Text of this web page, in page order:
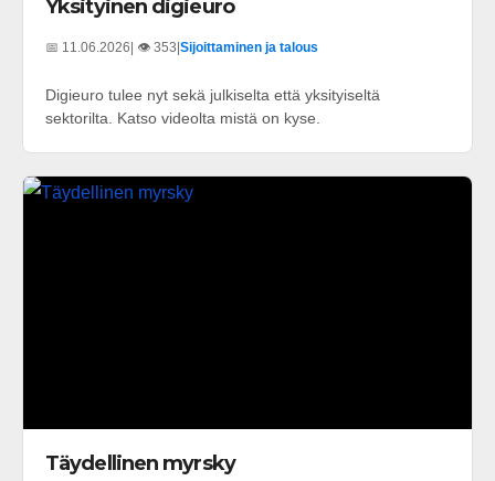
Yksityinen digieuro
📅 11.06.2026 | 👁️ 353 Sijoittaminen ja talous
Digieuro tulee nyt sekä julkiselta että yksityiseltä
sektorilta. Katso videolta mistä on kyse.
Täydellinen myrsky